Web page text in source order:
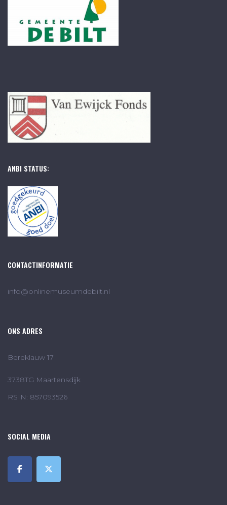
ANBI STATUS:
CONTACTINFORMATIE
info@onlinemuseumdebilt.nl
ONS ADRES
Bereklauw 17
3738TG Maartensdijk
RSIN: 857093526
SOCIAL MEDIA